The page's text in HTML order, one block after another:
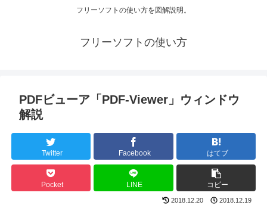
フリーソフトの使い方を図解説明。
フリーソフトの使い方
PDFビューア「PDF-Viewer」ウィンドウ
解説
Twitter Facebook はてブ
Pocket LINE コピー
2018.12.20 2018.12.19